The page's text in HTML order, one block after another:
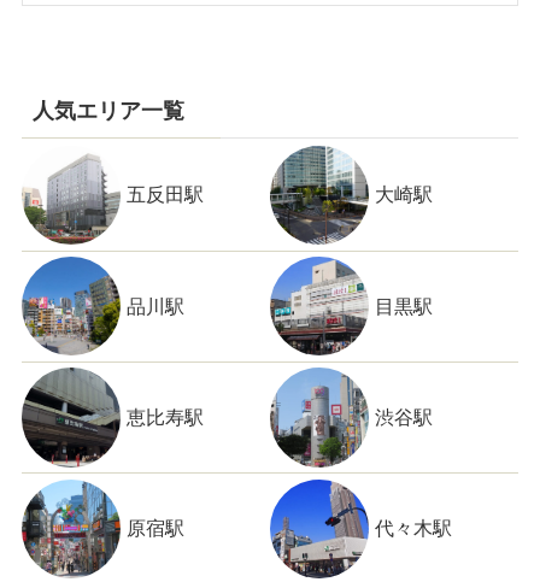
人気エリア一覧
五反田駅 大崎駅
品川駅 目黒駅
恵比寿駅 渋谷駅
原宿駅 代々木駅